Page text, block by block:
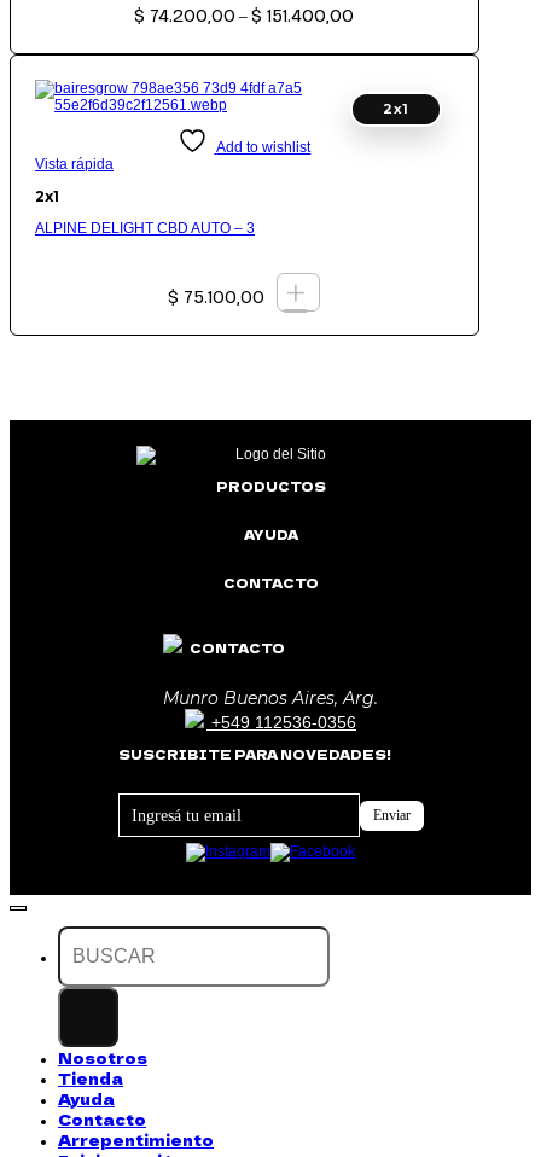
$ 74.200,00 – $ 151.400,00
$ 151.400,00
2x1
Add to wishlist
Vista rápida
2x1
ALPINE DELIGHT CBD AUTO – 3
$ 75.100,00 +
PRODUCTOS
AYUDA
CONTACTO
CONTACTO
Munro Buenos Aires, Arg.
+549 112536-0356
SUSCRIBITE PARA NOVEDADES!
Newsletter
Enviar
Buscar
por:
Nosotros
Tienda
Ayuda
Contacto
Arrepentimiento